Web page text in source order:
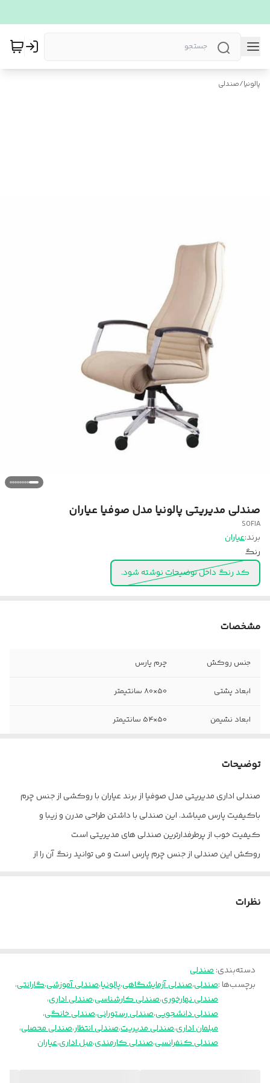
پالونیا/صندلی
صندلی مدیریتی پالونیا مدل صوفیا عیاران
SOFIA
برند:عیاران
رنگ
کد رنگ داخل توضیحات نوشته شود.
مشخصات
جنس روکش چرم پارس
ابعاد پشتی 50×80 سانتیمتر
ابعاد نشیمن 50×54 سانتیمتر
چرخ نوین
حداکثر ارتفاع 139 سانتیمتر
توضیحات
صندلی اداری مدیریتی مدل صوفیا از برند عیاران با روکشی از جنس چرم
باکیفیت پارس میباشد. این صندلی با داشتن طراحی مدرن و زیبا و
کیفیت خوب از پرطرفدارترین صندلی های مدیریتی است
روکش این صندلی از جنس چرم پارس است و می توانید رنگ آن را از
نظرات
دسته‌بندی:صندلی
برچسب‌ها :صندلی،صندلی آزمایشگاهی،پالونیا،صندلی آموزشی،گارانتی،
صندلی نهارخوری،صندلی کارشناسی،صندلی اداری،
صندلی دانشجویی،صندلی رستورانی،صندلی خانگی،
مبلمان اداری،صندلی مدیریت،صندلی انتظار،صندلی محصلی،
صندلی کنفرانسی،صندلی کارمندی،مبل اداری،عیاران